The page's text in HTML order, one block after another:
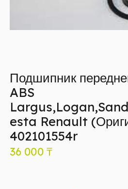
Подшипник
ABS
esta Renault
402101554r
36 000 ₸